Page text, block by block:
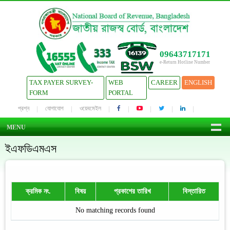
09643717171
e-Return Hotline Number
TAX PAYER SURVEY-
FORM
WEB
PORTAL
CAREER ENGLISH
প্রশ্ন যোগাযোগ ওয়েবমেইল
MENU
ইএফডিএমএস
ক্রমিক নং. বিষয় প্রকাশের তারিখ বিস্তারিত
No matching records found